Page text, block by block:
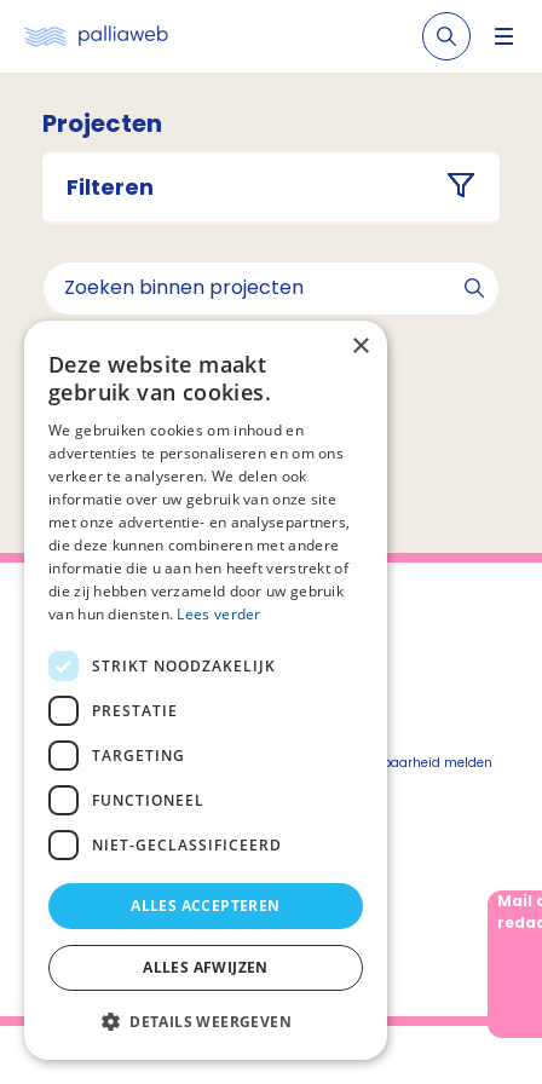
Projecten
Filteren
Over Palliaweb
Over PZNL
Pers
Vacatures
Webshop
Privacyverklaring
Beveiligingskwetsbaarheid melden
Mail
×
Deze website maakt
gebruik van cookies.
We gebruiken cookies om inhoud en
advertenties te personaliseren en om ons
verkeer te analyseren. We delen ook
informatie over uw gebruik van onze site
met onze advertentie- en analysepartners,
die deze kunnen combineren met andere
informatie die u aan hen heeft verstrekt of
die zij hebben verzameld door uw gebruik
van hun diensten. Lees verder
STRIKT NOODZAKELIJK
PRESTATIE
TARGETING
FUNCTIONEEL
NIET-GECLASSIFICEERD
ALLES ACCEPTEREN
ALLES AFWIJZEN
DETAILS WEERGEVEN